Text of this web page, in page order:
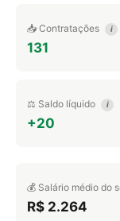
📥 Contratações i
131
⚖️ Saldo líquido i
+20
💰 Salário médio do
R$ 2.264